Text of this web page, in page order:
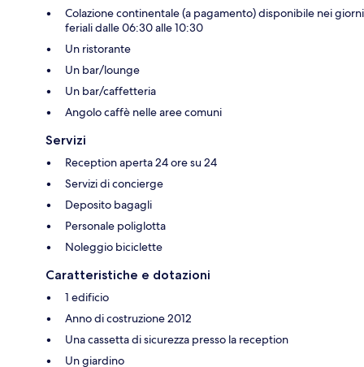
Colazione continentale (a pagamento) disponibile nei giorni
feriali dalle 06:30 alle 10:30
Un ristorante
Un bar/lounge
Un bar/caffetteria
Angolo caffè nelle aree comuni
Servizi
Reception aperta 24 ore su 24
Servizi di concierge
Deposito bagagli
Personale poliglotta
Noleggio biciclette
Caratteristiche e dotazioni
1 edificio
Anno di costruzione 2012
Una cassetta di sicurezza presso la reception
Un giardino